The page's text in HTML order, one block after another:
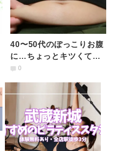
40〜50代のぽっこりお腹
に…ちょっとキツくて効
いから効く！寝たままで
0